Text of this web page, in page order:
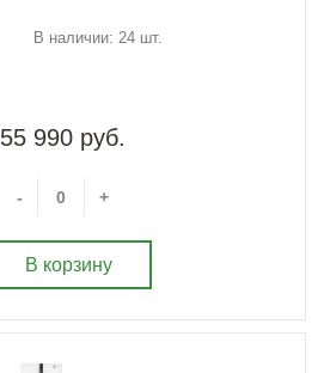
В наличии: 24 шт.
55 990 руб.
- +
В корзину